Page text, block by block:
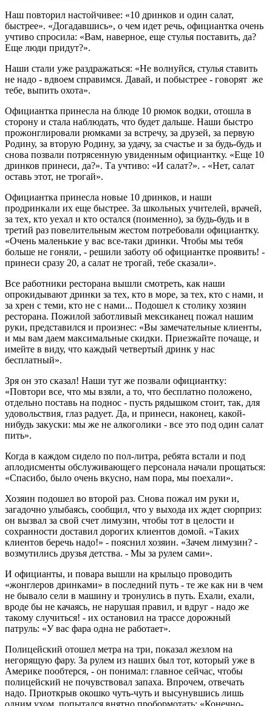
Наш повторил настойчивее: «10 дринков и один салат,
быстрее». «Догадавшись», о чем идет речь, официантка очень
учтиво спросила: «Вам, наверное, еще стулья поставить, да?
Еще люди придут?».
Наши стали уже раздражаться: «Не волнуйся, стулья ставить
не надо - вдвоем справимся. Давай, и побыстрее - говорят же
тебе, выпить охота».
Официантка принесла на блюде 10 рюмок водки, отошла в
сторону и стала наблюдать, что будет дальше. Наши быстро
прожонглировали рюмками за встречу, за друзей, за первую
Родину, за вторую Родину, за удачу, за счастье и за будь-будь и
снова позвали потрясенную увиденным официантку. «Еще 10
дринков принеси, да?». Та учтиво: «И салат?». - «Нет, салат
оставь этот, не трогай».
Официантка принесла новые 10 дринков, и наши
продринкали их еще быстрее. За школьных учителей, врачей,
за тех, кто уехал и кто остался (поименно), за будь-будь и в
третий раз повелительным жестом потребовали официантку.
«Очень маленькие у вас все-таки дринки. Чтобы мы тебя
больше не гоняли, - решили заботу об официантке проявить! -
принеси сразу 20, а салат не трогай, тебе сказали».
Все работники ресторана вышли смотреть, как наши
опрокидывают дринки за тех, кто в море, за тех, кто с нами, и
за хрен с теми, кто не с нами... Подошел к столику хозяин
ресторана. Пожилой заботливый мексиканец пожал нашим
руки, представился и произнес: «Вы замечательные клиенты,
и мы вам даем максимальные скидки. Приезжайте почаще, и
имейте в виду, что каждый четвертый дринк у нас
бесплатный».
Зря он это сказал! Наши тут же позвали официантку:
«Повтори все, что мы взяли, а то, что бесплатно положено,
отдельно поставь на поднос - пусть рядышком стоит, так, для
удовольствия, глаз радует. Да, и принеси, наконец, какой-
нибудь закуски: мы же не алкоголики - все это под один салат
пить».
Когда в каждом сидело по пол-литра, ребята встали и под
аплодисменты обслуживающего персонала начали прощаться:
«Спасибо, было очень вкусно, нам пора, мы поехали».
Хозяин подошел во второй раз. Снова пожал им руки и,
загадочно улыбаясь, сообщил, что у выхода их ждет сюрприз:
он вызвал за свой счет лимузин, чтобы тот в целости и
сохранности доставил дорогих клиентов домой. «Таких
клиентов беречь надо!» - пояснил хозяин. «Зачем лимузин? -
возмутились друзья детства. - Мы за рулем сами».
И официанты, и повара вышли на крыльцо проводить
«жонглеров дринками» в последний путь - те же как ни в чем
не бывало сели в машину и тронулись в путь. Ехали, ехали,
вроде бы не качаясь, не нарушая правил, и вдруг - надо же
такому случиться! - их остановил на трассе дорожный
патруль: «У вас фара одна не работает».
Полицейский отошел метра на три, показал жезлом на
негорящую фару. За рулем из наших был тот, который уже в
Америке пообтерся, - он понимал: главное сейчас, чтобы
полицейский не почувствовал запаха. Впрочем, отвечать
надо. Приоткрыв окошко чуть-чуть и высунувшись лишь
одним ухом, попытался внятно пробормотать: «Конечно-